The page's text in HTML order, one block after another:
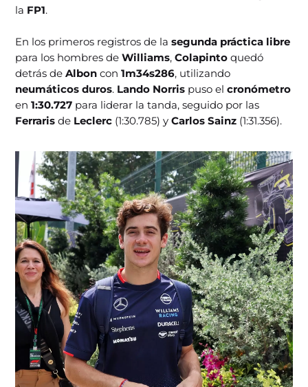
la FP1.
En los primeros registros de lasegunda práctica libre
para los hombres deWilliams,Colapintoquedó
detrás deAlboncon1m34s286, utilizando
neumáticos duros. Lando Norris puso elcronómetro
en1:30.727 para liderar la tanda, seguido por las
Ferrarisde Leclerc (1:30.785) yCarlos Sainz (1:31.356).